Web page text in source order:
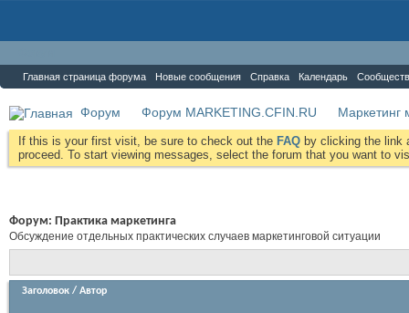
Главная страница форума Новые сообщения Справка Календарь
Форум Форум MARKETING.CFIN.RU Маркетинг
If this is your first visit, be sure to check out the FAQ by clicking the link
proceed. To start viewing messages, select the forum that you want to
Форум: Практика маркетинга
Обсуждение отдельных практических случаев маркетинговой ситуации
Заголовок / Автор